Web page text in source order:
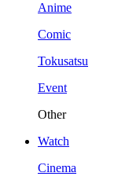
Anime
Comic
Tokusatsu
Event
Other
Watch
Cinema